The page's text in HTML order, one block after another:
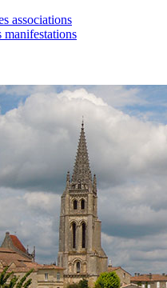
associations
manifestations